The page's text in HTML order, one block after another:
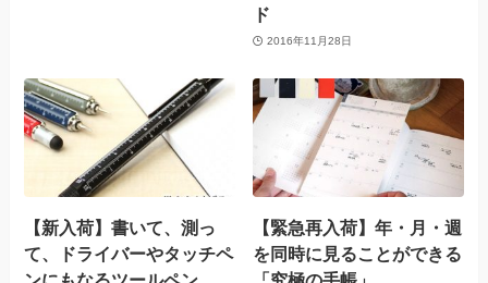
ド
2016年11月28日
【新入荷】書いて、測っ
て、ドライバーやタッチペ
【緊急再入荷】年・月・週
を同時に見ることができる